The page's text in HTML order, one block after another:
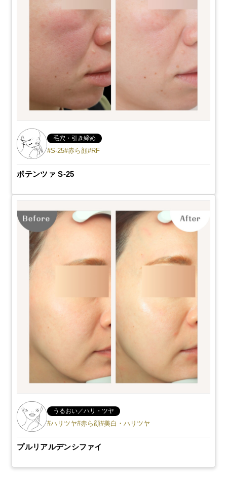
毛穴・引き締め
#S-25#赤ら顔#RF
ポテンツァ S-25
うるおい／ハリ・ツヤ
#ハリツヤ#赤ら顔#美白・ハリツヤ
プルリアルデンシファイ